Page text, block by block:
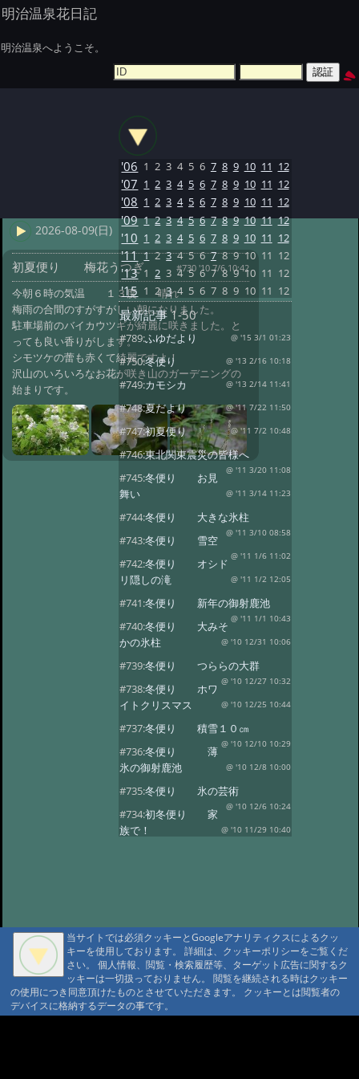
明治温泉花日記
明治温泉へようこそ。
2026-08-09(日)
初夏便り 梅花うつぎ #730 '10 7/6 10:42
今朝６時の気温 １３度 晴れ
梅雨の合間のすがすがしい朝になりました。
駐車場前のバイカウツギが綺麗に咲きました。と
っても良い香りがします。
シモツケの蕾も赤くて綺麗ですよ！
沢山のいろいろなお花が咲き山のガーデニングの
始まりです。
'06 1 2 3 4 5 6 7 8 9 10 11 12
'07 1 2 3 4 5 6 7 8 9 10 11 12
'08 1 2 3 4 5 6 7 8 9 10 11 12
'09 1 2 3 4 5 6 7 8 9 10 11 12
'10 1 2 3 4 5 6 7 8 9 10 11 12
'11 1 2 3 4 5 6 7 8 9 10 11 12
'13 1 2 3 4 5 6 7 8 9 10 11 12
'15 1 2 3 4 5 6 7 8 9 10 11 12
最新記事 1-50
#789:ふゆだより @ '15 3/1 01:23
#750:冬便り @ '13 2/16 10:18
#749:カモシカ @ '13 2/14 11:41
#748:夏だより @ '11 7/22 11:50
#747:初夏便り @ '11 7/2 10:48
#746:東北関東震災の皆様へ
@ '11 3/20 11:08
#745:冬便り お見
舞い
@ '11 3/14 11:23
#744:冬便り 大きな氷柱
@ '11 3/10 08:58
#743:冬便り 雪空
@ '11 1/6 11:02
#742:冬便り オシド
リ隠しの滝
@ '11 1/2 12:05
#741:冬便り 新年の御射鹿池
@ '11 1/1 10:43
#740:冬便り 大みそ
かの氷柱
@ '10 12/31 10:06
#739:冬便り つららの大群
@ '10 12/27 10:32
#738:冬便り ホワ
イトクリスマス
@ '10 12/25 10:44
#737:冬便り 積雪１０㎝
@ '10 12/10 10:29
#736:冬便り 薄
氷の御射鹿池
@ '10 12/8 10:00
#735:冬便り 氷の芸術
@ '10 12/6 10:24
#734:初冬便り 家
族で！
@ '10 11/29 10:40
#730:初冬便り 御柱
@ '10 11/6 10:28
#729: 初冬便り 初
冠雪
@ '10 11/5 12:36
#728:初冬便り 哀愁
@ '10 11/3 10:13
当サイトでは必須クッキーとGoogleアナリティクスによるクッ
キーを使用しております。 詳細は、クッキーポリシーをご覧くだ
さい。 個人情報、閲覧・検索履歴等、ターゲット広告に関するク
ッキーは一切扱っておりません。 閲覧を継続される時はクッキー
の使用につき同意頂けたものとさせていただきます。 クッキーとは閲覧者の
デバイスに格納するデータの事です。